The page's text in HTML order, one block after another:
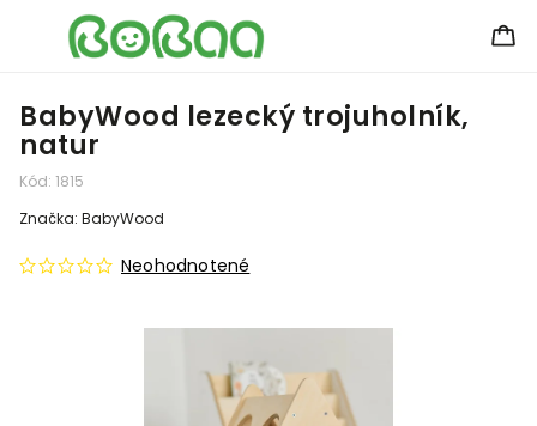
BabyWood lezecký trojuholník,
natur
Kód: 1815
Neohodnotené
Značka: BabyWood